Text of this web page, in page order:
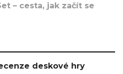
– cesta, jak začít se
deskové hry